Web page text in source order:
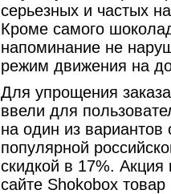
серьезных и частых
Кроме самого
напоминание не
режим движения на
Для упрощения
ввели для
на один из вариантов
популярной
скидкой в 17%.
сайте Shokobox